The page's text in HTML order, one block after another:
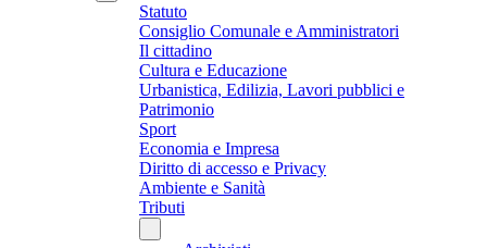
Statuto
Consiglio Comunale e Amministratori
Il cittadino
Cultura e Educazione
Urbanistica, Edilizia, Lavori pubblici e
Patrimonio
Sport
Economia e Impresa
Diritto di accesso e Privacy
Ambiente e Sanità
Tributi